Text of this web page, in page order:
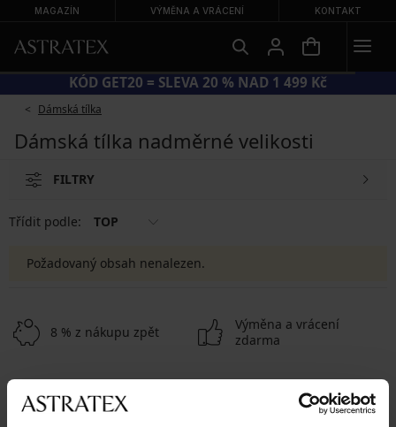
MAGAZÍN VÝMĚNA A VRÁCENÍ KONTAKT
KÓD GET20 = SLEVA 20 % NAD 1 499 Kč
Dámská tílka
Dámská tílka nadměrné velikosti
FILTRY
Třídit podle: TOP
Požadovaný obsah nenalezen.
8 % z nákupu zpět
Výměna a vrácení
zdarma
Výhodné poštovné